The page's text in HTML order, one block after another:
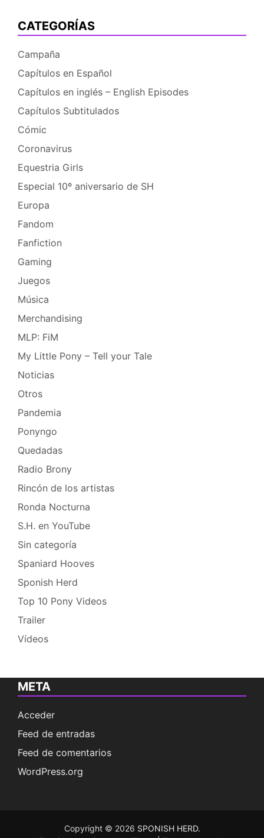
CATEGORÍAS
Campaña
Capítulos en Español
Capítulos en inglés – English Episodes
Capítulos Subtitulados
Cómic
Coronavirus
Equestria Girls
Especial 10º aniversario de SH
Europa
Fandom
Fanfiction
Gaming
Juegos
Música
Merchandising
MLP: FiM
My Little Pony – Tell your Tale
Noticias
Otros
Pandemia
Ponyngo
Quedadas
Radio Brony
Rincón de los artistas
Ronda Nocturna
S.H. en YouTube
Sin categoría
Spaniard Hooves
Sponish Herd
Top 10 Pony Videos
Trailer
Vídeos
META
Acceder
Feed de entradas
Feed de comentarios
WordPress.org
Copyright © 2026 SPONISH HERD.